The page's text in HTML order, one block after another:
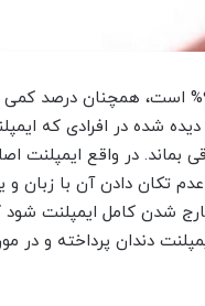
با وجود اینکه نرخ موفقیت ایمپلنت دندان بسیار بالا و بیش از 95%
شده در افرادی که
در واقع ایمپلنت
تکان دادن آن با زبان و
شدن کامل ایمپلنت
دندان پرداخته و در